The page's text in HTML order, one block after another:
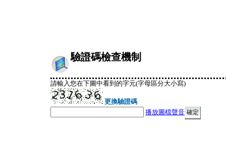
驗證碼檢查機制
請輸入您在下圖中看到的字元(字母區分大小寫)
更換驗證碼
播放圖檔聲音